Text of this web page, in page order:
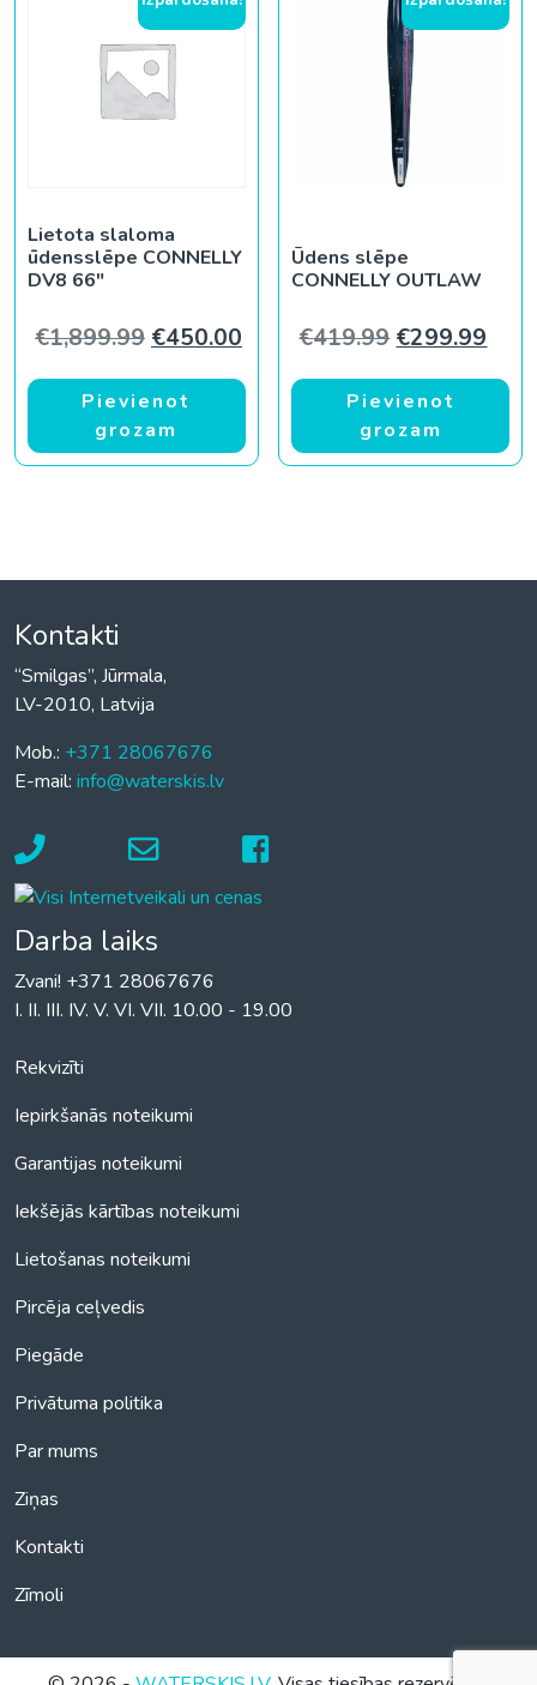
Lietota slaloma
ūdensslēpe CONNELLY
DV8 66″
€1,899.99 Original price was: €1,899.99.
€450.00 Current price is: €450.00.
Pievienot
grozam
Ūdens slēpe
CONNELLY OUTLAW
€419.99 Original
€299.99
Pievienot
grozam
Kontakti
“Smilgas”, Jūrmala,
LV-2010, Latvija
Mob.: +371 28067676
E-mail: info@waterskis.lv
Darba laiks
Zvani! +371 28067676
I. II. III. IV. V. VI. VII. 10.00 - 19.00
Rekvizīti
Iepirkšanās noteikumi
Garantijas noteikumi
Iekšējās kārtības noteikumi
Lietošanas noteikumi
Pircēja ceļvedis
Piegāde
Privātuma politika
Par mums
Ziņas
Kontakti
Zīmoli